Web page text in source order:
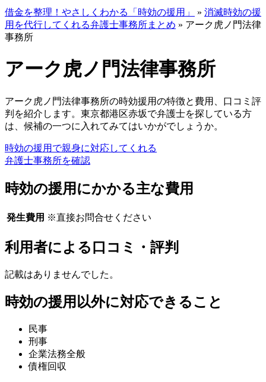
借金を整理！やさしくわかる「時効の援用」 » 消滅時効の援
用を代行してくれる弁護士事務所まとめ » アーク虎ノ門法律
事務所
アーク虎ノ門法律事務所
アーク虎ノ門法律事務所の時効援用の特徴と費用、口コミ評
判を紹介します。東京都港区赤坂で弁護士を探している方
は、候補の一つに入れてみてはいかがでしょうか。
時効の援用で親身に対応してくれる
弁護士事務所を確認
時効の援用にかかる主な費用
発生費用 ※直接お問合せください
利用者による口コミ・評判
記載はありませんでした。
時効の援用以外に対応できること
民事
刑事
企業法務全般
債権回収